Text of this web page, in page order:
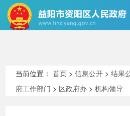
当前位置：首页 >信息公开 >结果
府工作部门 > 区政府办 >机构领导